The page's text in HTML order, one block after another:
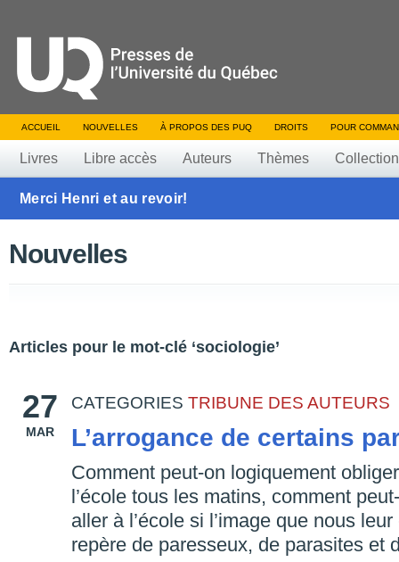
ACCUEIL NOUVELLES À PROPOS DES PUQ DROITS POUR
Livres Libre accès Auteurs Thèmes
Merci Henri et au revoir!
Nouvelles
Articles pour le mot-clé ‘sociologie’
27
MAR
CATEGORIES TRIBUNE DES AUTEURS
L’arrogance de certains
Comment peut-on logiquement
l’école tous les matins, comment
aller à l’école si l’image que nous
repère de paresseux, de parasites et